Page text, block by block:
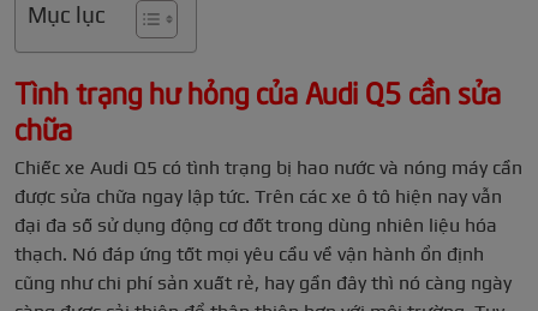
Mục lục
Tình trạng hư hỏng của Audi Q5 cần sửa
chữa
Chiếc xe Audi Q5 có tình trạng bị hao nước và nóng máy cần
được sửa chữa ngay lập tức. Trên các xe ô tô hiện nay vẫn
đại đa số sử dụng động cơ đốt trong dùng nhiên liệu hóa
thạch. Nó đáp ứng tốt mọi yêu cầu về vận hành ổn định
cũng như chi phí sản xuất rẻ, hay gần đây thì nó càng ngày